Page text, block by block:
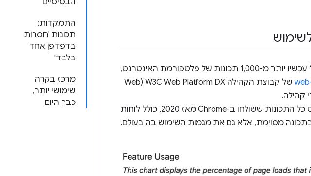
הבסיסיים
התמקדות:
תכונות 'חסרות
בדפדפן אחד
בלבד'
מרכז בקרה
שימושי יותר,
כבר היום
הרחבנו באופן משמעותי את היקף המעקב שלנו. לוח הבקרה מכיל עכשיו יותר מ-1,000 תכונות של פלטפורמת האינטרנט,
של קבוצת הקהילה W3C Web Platform DX‏ (Web
חשוב לזכור שמדובר לא רק ברוחב. הוספנו נתוני שימוש של כמעט כל התכונות ששולחו ב-Chrome מאז 2020, כולל לוחות
מסוימת, אלא גם את מגמות השימוש בה בעולם.